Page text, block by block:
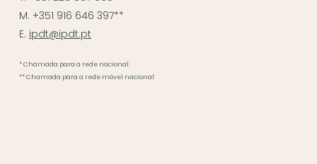
M. +351 916 646 397**
E. ipdt@ipdt.pt
* Chamada para a rede nacional
** Chamada para a rede móvel nacional